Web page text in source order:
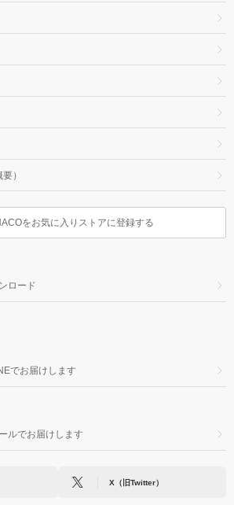
）
をお気に入りストアに登録する
ロード
でお届けします
ルでお届けします
X（旧Twitter）